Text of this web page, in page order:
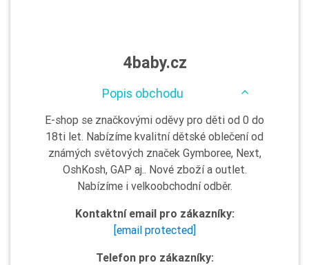
4baby.cz
Popis obchodu
E-shop se značkovými oděvy pro děti od 0 do
18ti let. Nabízíme kvalitní dětské oblečení od
známých světových značek Gymboree, Next,
OshKosh, GAP aj.. Nové zboží a outlet.
Nabízíme i velkoobchodní odběr.
Kontaktní email pro zákazníky:
[email protected]
Telefon pro zákazníky: